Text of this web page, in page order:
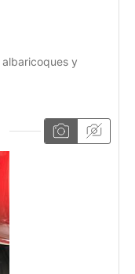
albaricoques y